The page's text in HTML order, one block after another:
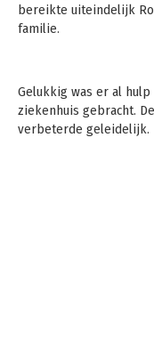
bereikte uiteindelijk
familie.
Gelukkig was er al
ziekenhuis gebracht.
verbeterde geleidelijk.